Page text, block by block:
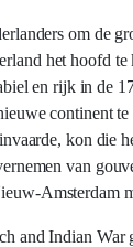
om de
het hoofd te
en rijk in de
continent
kon die
van
Amsterdam
and Indian War